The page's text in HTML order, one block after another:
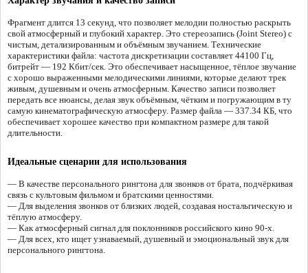
Фрагмент длится 13 секунд, что позволяет мелодии полностью раскрыть
свой атмосферный и глубокий характер. Это стереозапись (Joint Stereo) с
чистым, детализированным и объёмным звучанием. Технические
характеристики файла: частота дискретизации составляет 44100 Гц,
битрейт — 192 Кбит/сек. Это обеспечивает насыщенное, тёплое звучание
с хорошо выраженными мелодическими линиями, которые делают трек
живым, душевным и очень атмосферным. Качество записи позволяет
передать все нюансы, делая звук объёмным, чётким и погружающим в ту
самую кинематографическую атмосферу. Размер файла — 337.34 КБ, что
обеспечивает хорошее качество при компактном размере для такой
длительности.
Идеальные сценарии для использования
— В качестве персонального рингтона для звонков от брата, подчёркивая
связь с культовым фильмом и братскими ценностями.
— Для выделения звонков от близких людей, создавая ностальгическую и
тёплую атмосферу.
— Как атмосферный сигнал для поклонников российского кино 90-х.
— Для всех, кто ищет узнаваемый, душевный и эмоциональный звук для
персонального рингтона.